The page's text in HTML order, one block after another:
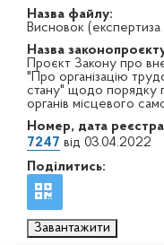
Назва файлу:
Висновок
Назва
Проєкт Закону про
"Про організацію
стану" щодо порядку
органів місцевого
Номер, дата
7247 від 03.04.2022
Поділитись:
Завантажити